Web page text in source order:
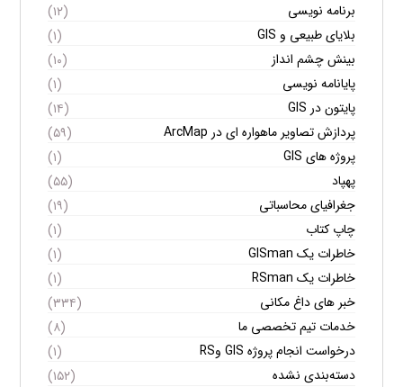
برنامه نویسی
(۱۲)
بلایای طبیعی و GIS
(۱)
بینش چشم انداز
(۱۰)
پایانامه نویسی
(۱)
پایتون در GIS
(۱۴)
پردازش تصاویر ماهواره ای در ArcMap
(۵۹)
پروژه های GIS
(۱)
پهپاد
(۵۵)
جغرافیای محاسباتی
(۱۹)
چاپ کتاب
(۱)
خاطرات یک GISman
(۱)
خاطرات یک RSman
(۱)
خبر های داغ مکانی
(۳۳۴)
خدمات تیم تخصصی ما
(۸)
درخواست انجام پروژه GIS وRS
(۱)
دسته‌بندی نشده
(۱۵۲)